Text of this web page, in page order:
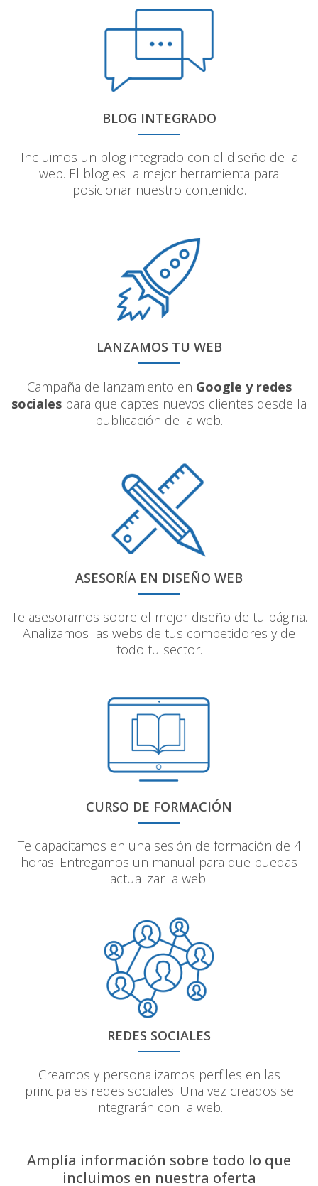
BLOG INTEGRADO
Incluimos un blog integrado con el diseño de la
web. El blog es la mejor herramienta para
posicionar nuestro contenido.
LANZAMOS TU WEB
Campaña de lanzamiento en Google y redes
sociales para que captes nuevos clientes desde la
publicación de la web.
ASESORÍA EN DISEÑO WEB
Te asesoramos sobre el mejor diseño de tu página.
Analizamos las webs de tus competidores y de
todo tu sector.
CURSO DE FORMACIÓN
Te capacitamos en una sesión de formación de 4
horas. Entregamos un manual para que puedas
actualizar la web.
REDES SOCIALES
Creamos y personalizamos perfiles en las
principales redes sociales. Una vez creados se
integrarán con la web.
Amplía información sobre todo lo que
incluimos en nuestra oferta